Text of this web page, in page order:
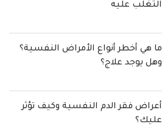
التغلب عليه
ما هي أخطر أنواع الأمراض النفسية؟
وهل يوجد علاج؟
أعراض فقر الدم النفسية وكيف تؤثر
عليك؟